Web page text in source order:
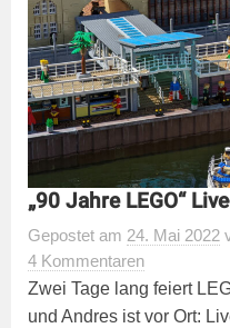
„90 Jahre LEGO“
Gepostet am 24. Mai 2022
4 Kommentaren
Zwei Tage lang feiert
und Andres ist vor Ort: